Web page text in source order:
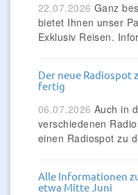
22.07.2026 Ganz
bietet Ihnen unser
Exklusiv Reisen.
Der neue Radiospot
fertig
06.07.2026 Auch in
verschiedenen
einen Radiospot zu
Alle Informationen
etwa Mitte Juni